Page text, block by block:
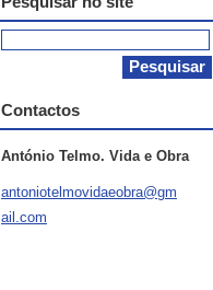
Contactos
António Telmo. Vida e Obra
antoniotelmovidaeobra@gm
ail.com